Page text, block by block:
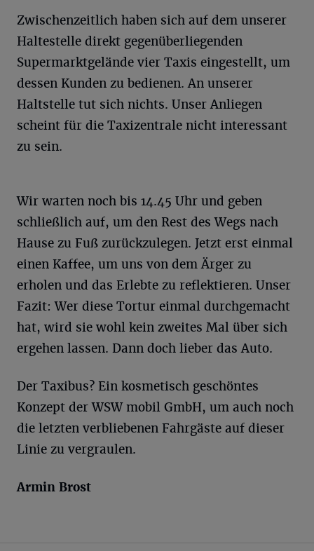
Zwischenzeitlich haben sich auf dem unserer
Haltestelle direkt gegenüberliegenden
Supermarktgelände vier Taxis eingestellt, um
dessen Kunden zu bedienen. An unserer
Haltstelle tut sich nichts. Unser Anliegen
scheint für die Taxizentrale nicht interessant
zu sein.
Wir warten noch bis 14.45 Uhr und geben
schließlich auf, um den Rest des Wegs nach
Hause zu Fuß zurückzulegen. Jetzt erst einmal
einen Kaffee, um uns von dem Ärger zu
erholen und das Erlebte zu reflektieren. Unser
Fazit: Wer diese Tortur einmal durchgemacht
hat, wird sie wohl kein zweites Mal über sich
ergehen lassen. Dann doch lieber das Auto.
Der Taxibus? Ein kosmetisch geschöntes
Konzept der WSW mobil GmbH, um auch noch
die letzten verbliebenen Fahrgäste auf dieser
Linie zu vergraulen.
Armin Brost